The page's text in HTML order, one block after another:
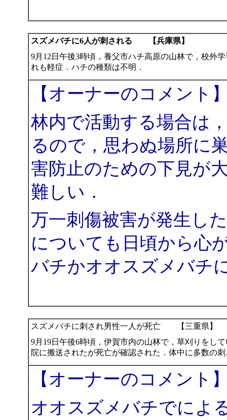
スズメバチに6人が刺される 【兵庫県】
9月12日午後3時頃，養父市ハチ高原の山林で，校外
れも軽症．ハチの種類は不明．
【オーナーのコメント
林内で活動する場合は
るので，思わぬ場所に
害防止のための下見が
難しい．
万一刺傷被害が発生し
についても日頃から心
バチかオオスズメバチ
スズメバチに刺され男性一人が死亡 【三重県】
9月19日午後6時頃，伊賀市内の山林で，草刈りをし
院に搬送されたが死亡が確認された．体中に多数の
【オーナーのコメント
オオスズメバチでによ